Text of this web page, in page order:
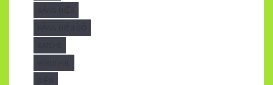
BẢNG HIỆU
BẢNG HIỆU GỖ
BATCHE
BEAUTIFUL
BIỂN